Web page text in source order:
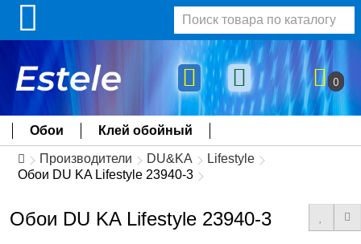
0
Обои Клей обойный
Производители DU&KA
Lifestyle
Обои DU KA Lifestyle 23940-3
Обои DU KA Lifestyle 23940-3